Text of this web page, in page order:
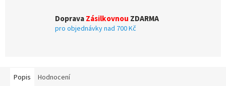
DopravaZásilkovnou ZDARMA
pro objednávky nad 700 Kč
Popis Hodnocení